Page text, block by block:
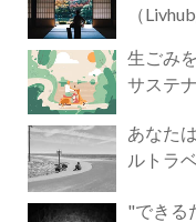
（
生ごみ
サステ
あなたはどう
ルトラ
"できる